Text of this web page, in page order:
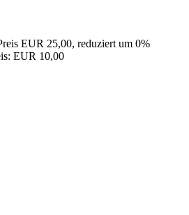
EUR 25,00, reduziert um 0%
EUR 10,00